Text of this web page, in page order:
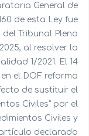
General de
de esta Ley fue
Tribunal Pleno
al resolver la
1/2021. El 14
el DOF reforma
de sustituir el
Civiles” por el
Civiles y
artículo declarado